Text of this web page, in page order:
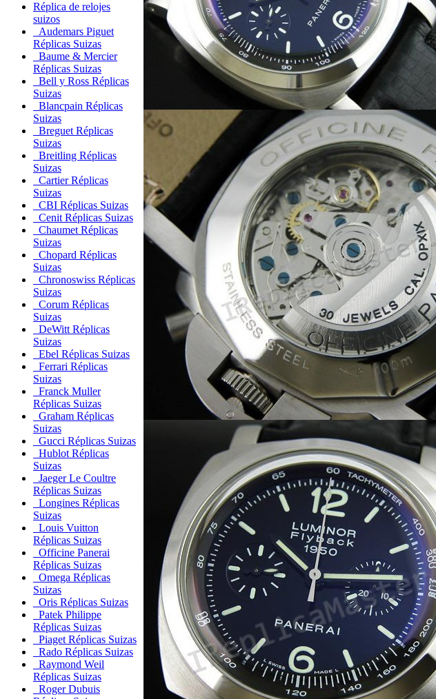
Réplica de relojes
suizos
Audemars Piguet
Réplicas Suizas
Baume & Mercier
Réplicas Suizas
Bell y Ross Réplicas
Suizas
Blancpain Réplicas
Suizas
Breguet Réplicas
Suizas
Breitling Réplicas
Suizas
Cartier Réplicas
Suizas
CBI Réplicas Suizas
Cenit Réplicas Suizas
Chaumet Réplicas
Suizas
Chopard Réplicas
Suizas
Chronoswiss Réplicas
Suizas
Corum Réplicas
Suizas
DeWitt Réplicas
Suizas
Ebel Réplicas Suizas
Ferrari Réplicas
Suizas
Franck Muller
Réplicas Suizas
Graham Réplicas
Suizas
Gucci Réplicas Suizas
Hublot Réplicas
Suizas
Jaeger Le Coultre
Réplicas Suizas
Longines Réplicas
Suizas
Louis Vuitton
Réplicas Suizas
Officine Panerai
Réplicas Suizas
Omega Réplicas
Suizas
Oris Réplicas Suizas
Patek Philippe
Réplicas Suizas
Piaget Réplicas Suizas
Rado Réplicas Suizas
Raymond Weil
Réplicas Suizas
Roger Dubuis